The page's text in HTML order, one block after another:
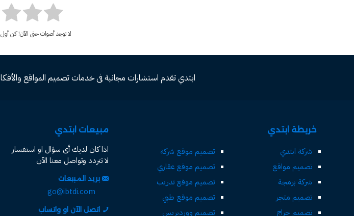
لا توجد أصوات حتى الآن! كن
ابتدي تقدم استشارات مجانية فى خدمات تصميم المواقع والأفكار التجارية
خريطة ابتدي
شركة ابتدي
تصميم مواقع
شركة برمجة
تصميم متجر
تصميم حراج
تصميم موقع شركة
تصميم موقع عقاري
تصميم موقع تدريب
تصميم موقع طبي
تصميم ووردبريس
مبيعات ابتدي
اذا كان لديك أى سؤال او استفسار
لا تتردد وتواصل معنا الآن
بريد المبيعات
go@ibtdi.com
اتصل الآن او واتساب